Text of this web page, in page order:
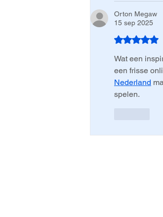
Orton Megaw
15 sep 2025
Beoordeeld
Wat een
een frisse
Nederland
spelen.